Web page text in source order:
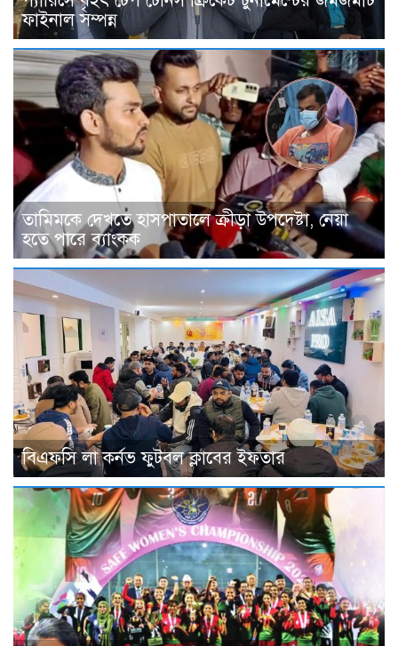
ফাইনাল সম্পন্ন
তামিমকে দেখতে হাসপাতালে ক্রীড়া উপদেষ্টা, নেয়া
হতে পারে ব্যাংকক
বিএফসি লা কর্নভ ফুটবল ক্লাবের ইফতার